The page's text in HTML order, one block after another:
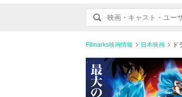
Filmarks映画情報 日本映画 ド